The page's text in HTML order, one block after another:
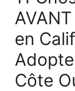
en
Côte